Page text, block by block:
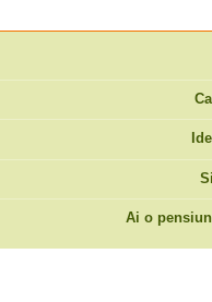
Ai o